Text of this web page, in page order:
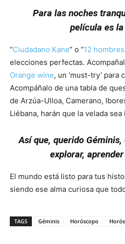
Para las noches
película es
“Ciudadano Kane” o “12
elecciones perfectas.
Orange wine, un ‘must-try’ para
Acompáñalo de una tabla de
de Arzúa-Ulloa, Camerano,
Liébana, harán que la velada
Así que, querido
explorar,
El mundo está listo para tus
siendo ese alma curiosa que
TAGS Géminis Horóscopo